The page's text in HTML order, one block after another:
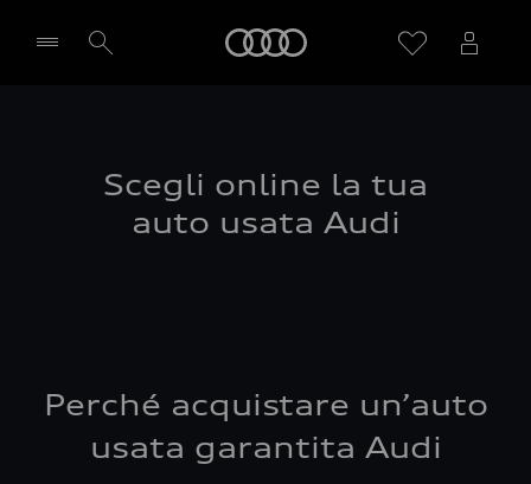
Scegli online la tua
auto usata Audi
Perché acquistare un’auto
usata garantita Audi